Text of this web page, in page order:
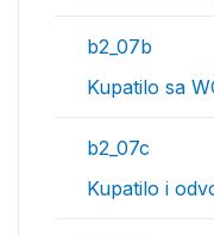
b2_07b
Kupatilo sa
b2_07c
Kupatilo i